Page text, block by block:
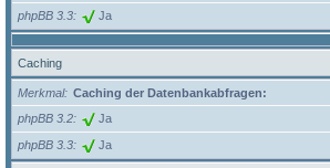
phpBB 3.3 Ja
Caching
Merkmal
Caching der Datenbankabfragen:
phpBB 3.2
Ja
phpBB 3.3 Ja